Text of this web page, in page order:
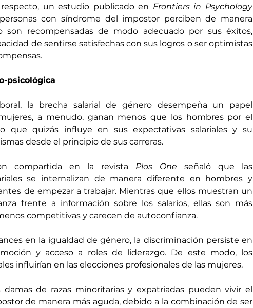
respecto, un estudio publicado en Frontiers in Psychology
con síndrome del impostor perciben de manera
son recompensadas de modo adecuado por sus éxitos,
de sentirse satisfechas con sus logros o ser optimistas
psicológica
la brecha salarial de género desempeña un papel
a menudo, ganan menos que los hombres por el
que quizás influye en sus expectativas salariales y su
desde el principio de sus carreras.
compartida en la revista Plos One señaló que las
se internalizan de manera diferente en hombres y
de empezar a trabajar. Mientras que ellos muestran un
frente a información sobre los salarios, ellas son más
competitivas y carecen de autoconfianza.
en la igualdad de género, la discriminación persiste en
y acceso a roles de
liderazgo. De este modo, los
influirían en las elecciones profesionales de las mujeres.
damas de razas minoritarias y expatriadas pueden vivir el
de manera más aguda, debido a la combinación de ser